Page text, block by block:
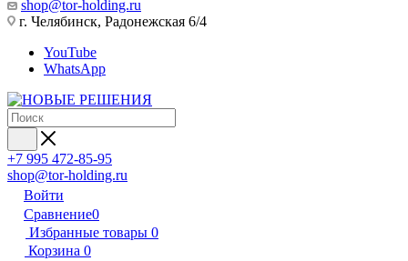
shop@tor-holding.ru
г. Челябинск, Радонежская 6/4
YouTube
WhatsApp
+7 995 472-85-95
shop@tor-holding.ru
Войти
Сравнение0
Избранные товары 0
Корзина 0